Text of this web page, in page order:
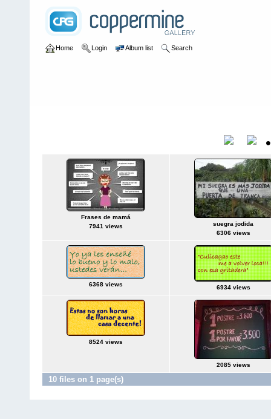
Home Login Album list Search
Frases de mamá
7941 views
suegra jodida
6306 views
6368 views 6934 views
8524 views
2085 views
10 files on 1 page(s)